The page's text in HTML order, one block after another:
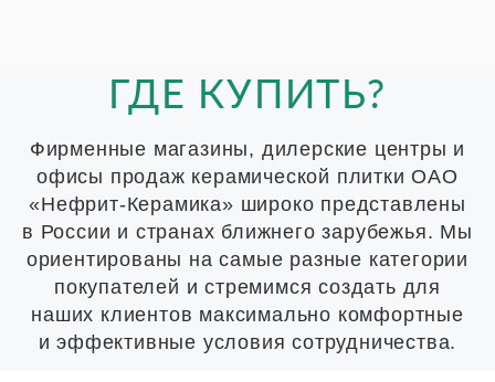
ГДЕ КУПИТЬ?
Фирменные магазины, дилерские центры и
офисы продаж керамической плитки ОАО
«Нефрит-Керамика» широко представлены
в России и странах ближнего зарубежья. Мы
ориентированы на самые разные категории
покупателей и стремимся создать для
наших клиентов максимально комфортные
и эффективные условия сотрудничества.